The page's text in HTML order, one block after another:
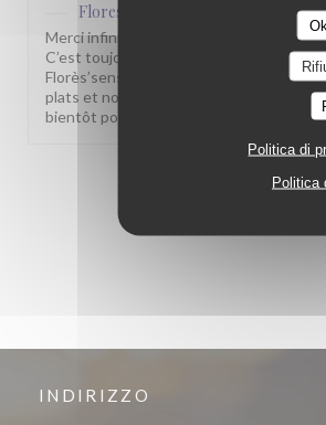
Politica di
Politica
Flores'sens
ha risposto a questa
Merci infiniment pour votre fidélité et
C’est toujours un immense plaisir de
Florès’sens. Savoir que vous continuez
plats et notre accueil nous touche
bientôt pour un nouveau moment
3
INDIRIZZO